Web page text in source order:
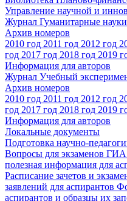
Управление научной и
Журнал Гуманитарные
Архив номеров
2010 год 2011 год 2012 год
год 2017 год 2018 год 2019
Информация для авторов
Журнал Учебный
Архив номеров
2010 год 2011 год 2012 год
год 2017 год 2018 год 2019
Информация для авторов
Локальные документы
Подготовка научно-
Вопросы для экзаменов ГИА
полезная информация для
Расписание зачетов и
заявлений для аспирантов
аспирантов и образцы их